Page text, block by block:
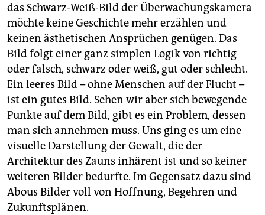
das Schwarz-Weiß-Bild der Überwachungskamera
möchte keine Geschichte mehr erzählen und
keinen ästhetischen Ansprüchen genügen. Das
Bild folgt einer ganz simplen Logik von richtig
oder falsch, schwarz oder weiß, gut oder schlecht.
Ein leeres Bild – ohne Menschen auf der Flucht –
ist ein gutes Bild. Sehen wir aber sich bewegende
Punkte auf dem Bild, gibt es ein Problem, dessen
man sich annehmen muss. Uns ging es um eine
visuelle Darstellung der Gewalt, die der
Architektur des Zauns inhärent ist und so keiner
weiteren Bilder bedurfte. Im Gegensatz dazu sind
Abous Bilder voll von Hoffnung, Begehren und
Zukunftsplänen.